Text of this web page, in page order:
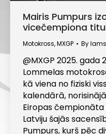
Mairis Pumpurs
vicečempiona
Motokross,MXGP By
@MXGP 2025. gada
Lommelas
kā viena no fiziski
kalendārā,
Eiropas čempionāta
Latviju šajās
Pumpurs, kurš pēc